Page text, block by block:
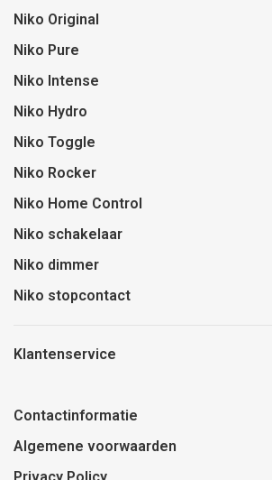
Niko Original
Niko Pure
Niko Intense
Niko Hydro
Niko Toggle
Niko Rocker
Niko Home Control
Niko schakelaar
Niko dimmer
Niko stopcontact
Klantenservice
Contactinformatie
Algemene voorwaarden